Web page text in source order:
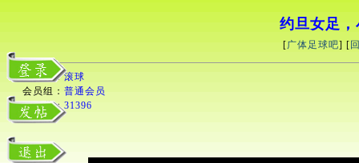
约旦女足
[广体足球吧] [
用户名：滚球
会员组： 普通会员
积分：31396